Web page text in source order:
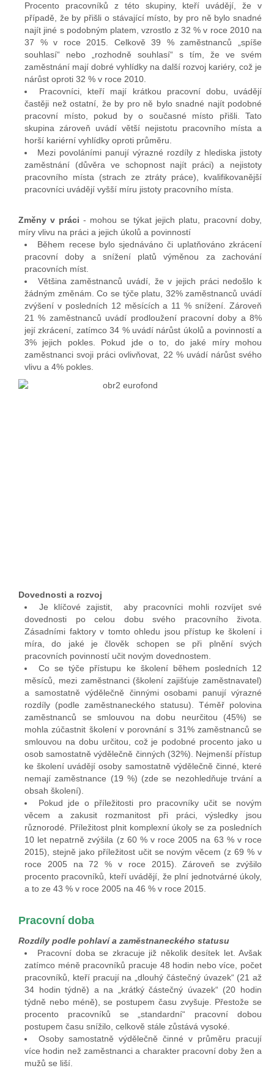
Procento pracovníků z této skupiny, kteří uvádějí, že v
případě, že by přišli o stávající místo, by pro ně bylo snadné
najít jiné s podobným platem, vzrostlo z 32 % v roce 2010 na
37 % v roce 2015. Celkově 39 % zaměstnanců „spíše
souhlasí“ nebo „rozhodně souhlasí“ s tím, že ve svém
zaměstnání mají dobré vyhlídky na další rozvoj kariéry, což je
nárůst oproti 32 % v roce 2010.
Pracovníci, kteří mají krátkou pracovní dobu, uvádějí
častěji než ostatní, že by pro ně bylo snadné najít podobné
pracovní místo, pokud by o současné místo přišli. Tato
skupina zároveň uvádí větší nejistotu pracovního místa a
horší kariérní vyhlídky oproti průměru.
Mezi povoláními panují výrazné rozdíly z hlediska jistoty
zaměstnání (důvěra ve schopnost najít práci) a nejistoty
pracovního místa (strach ze ztráty práce), kvalifikovanější
pracovníci uvádějí vyšší míru jistoty pracovního místa.
Změny v práci - mohou se týkat jejich platu, pracovní doby,
míry vlivu na práci a jejich úkolů a povinností
Během recese bylo sjednáváno či uplatňováno zkrácení
pracovní doby a snížení platů výměnou za zachování
pracovních míst.
Většina zaměstnanců uvádí, že v jejich práci nedošlo k
žádným změnám. Co se týče platu, 32% zaměstnanců uvádí
zvýšení v posledních 12 měsících a 11 % snížení. Zároveň
21 % zaměstnanců uvádí prodloužení pracovní doby a 8%
její zkrácení, zatímco 34 % uvádí nárůst úkolů a povinností a
3% jejich pokles. Pokud jde o to, do jaké míry mohou
zaměstnanci svoji práci ovlivňovat, 22 % uvádí nárůst svého
vlivu a 4% pokles.
Dovednosti a rozvoj
Je klíčové zajistit, aby pracovníci mohli rozvíjet své
dovednosti po celou dobu svého pracovního života.
Zásadními faktory v tomto ohledu jsou přístup ke školení i
míra, do jaké je člověk schopen se při plnění svých
pracovních povinností učit novým dovednostem.
Co se týče přístupu ke školení během posledních 12
měsíců, mezi zaměstnanci (školení zajišťuje zaměstnavatel)
a samostatně výdělečně činnými osobami panují výrazné
rozdíly (podle zaměstnaneckého statusu). Téměř polovina
zaměstnanců se smlouvou na dobu neurčitou (45%) se
mohla zúčastnit školení v porovnání s 31% zaměstnanců se
smlouvou na dobu určitou, což je podobné procento jako u
osob samostatně výdělečně činných (32%). Nejmenší přístup
ke školení uvádějí osoby samostatně výdělečně činné, které
nemají zaměstnance (19 %) (zde se nezohledňuje trvání a
obsah školení).
Pokud jde o příležitosti pro pracovníky učit se novým
věcem a zakusit rozmanitost při práci, výsledky jsou
různorodé. Příležitost plnit komplexní úkoly se za posledních
10 let nepatrně zvýšila (z 60 % v roce 2005 na 63 % v roce
2015), stejně jako příležitost učit se novým věcem (z 69 % v
roce 2005 na 72 % v roce 2015). Zároveň se zvýšilo
procento pracovníků, kteří uvádějí, že plní jednotvárné úkoly,
a to ze 43 % v roce 2005 na 46 % v roce 2015.
Pracovní doba
Rozdíly podle pohlaví a zaměstnaneckého statusu
Pracovní doba se zkracuje již několik desítek let. Avšak
zatímco méně pracovníků pracuje 48 hodin nebo více, počet
pracovníků, kteří pracují na „dlouhý částečný úvazek“ (21 až
34 hodin týdně) a na „krátký částečný úvazek“ (20 hodin
týdně nebo méně), se postupem času zvyšuje. Přestože se
procento pracovníků se „standardní“ pracovní dobou
postupem času snížilo, celkově stále zůstává vysoké.
Osoby samostatně výdělečně činné v průměru pracují
více hodin než zaměstnanci a charakter pracovní doby žen a
mužů se liší.